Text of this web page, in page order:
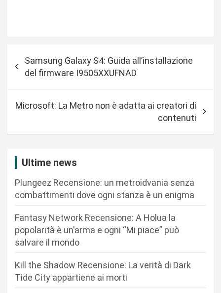
a
Samsung Galaxy S4: Guida all’installazione
del firmware I9505XXUFNAD
Microsoft: La Metro non è adatta ai creatori di
contenuti
Ultime news
Plungeez Recensione: un metroidvania senza
combattimenti dove ogni stanza è un enigma
Fantasy Network Recensione: A Holua la
popolarità è un’arma e ogni “Mi piace” può
salvare il mondo
Kill the Shadow Recensione: La verità di Dark
Tide City appartiene ai morti